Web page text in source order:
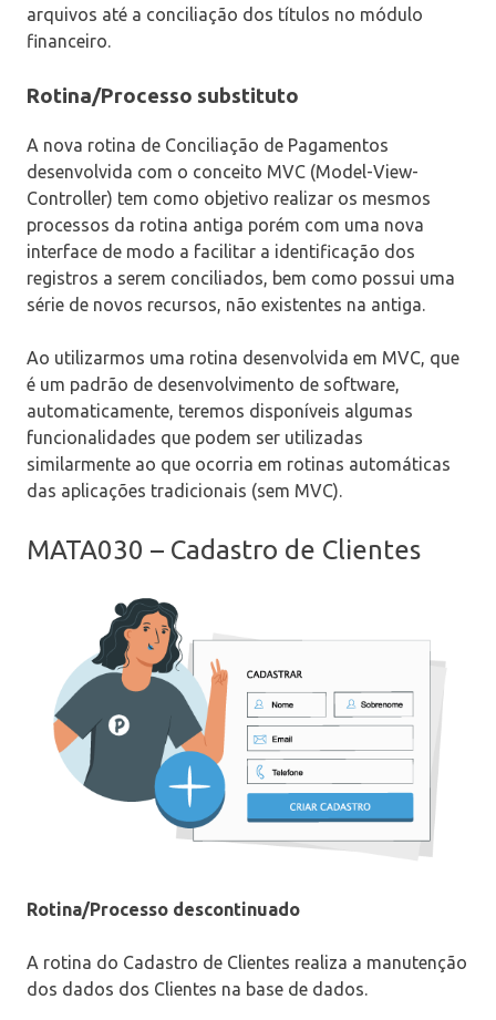
arquivos até a conciliação dos títulos no módulo
financeiro.
Rotina/Processo substituto
A nova rotina de Conciliação de Pagamentos
desenvolvida com o conceito MVC (Model-View-
Controller) tem como objetivo realizar os mesmos
processos da rotina antiga porém com uma nova
interface de modo a facilitar a identificação dos
registros a serem conciliados, bem como possui uma
série de novos recursos, não existentes na antiga.
Ao utilizarmos uma rotina desenvolvida em MVC, que
é um padrão de desenvolvimento de software,
automaticamente, teremos disponíveis algumas
funcionalidades que podem ser utilizadas
similarmente ao que ocorria em rotinas automáticas
das aplicações tradicionais (sem MVC).
MATA030 – Cadastro de Clientes
Rotina/Processo descontinuado
A rotina do Cadastro de Clientes realiza a manutenção
dos dados dos Clientes na base de dados.